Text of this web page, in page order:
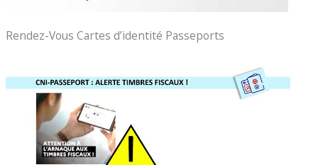
Rendez-Vous Cartes d’identité Passeports